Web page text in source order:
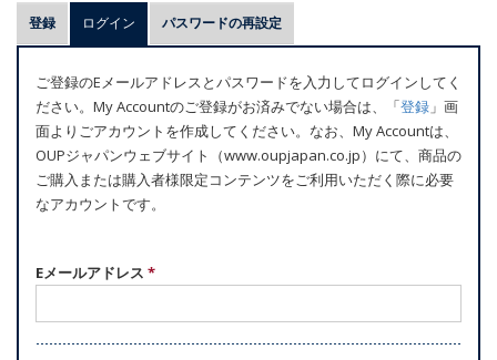
プ
ラ
マ
リ
ー
タ
ブ
登録 ログイン (アクティブなタブ)
パスワードの再設定
ご登録のEメールアドレスとパスワードを入力してログインしてく
ださい。My Accountのご登録がお済みでない場合は、「登録 」画
面よりごアカウントを作成してください。なお、My Accountは、
OUPジャパンウェブサイト（www.oupjapan.co.jp）にて、商品の
ご購入または購入者様限定コンテンツをご利用いただく際に必要
なアカウントです。
Eメールアドレス *